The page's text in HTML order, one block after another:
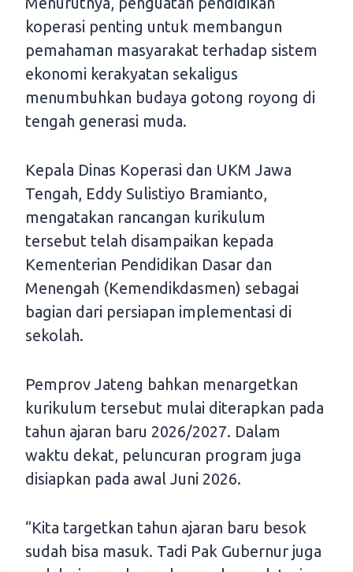
koperasi penting untuk membangun
pemahaman masyarakat terhadap sistem
ekonomi kerakyatan sekaligus
menumbuhkan budaya gotong royong di
tengah generasi muda.
Kepala Dinas Koperasi dan UKM Jawa
Tengah, Eddy Sulistiyo Bramianto,
mengatakan rancangan kurikulum
tersebut telah disampaikan kepada
Kementerian Pendidikan Dasar dan
Menengah (Kemendikdasmen) sebagai
bagian dari persiapan implementasi di
sekolah.
Pemprov Jateng bahkan menargetkan
kurikulum tersebut mulai diterapkan pada
tahun ajaran baru 2026/2027. Dalam
waktu dekat, peluncuran program juga
disiapkan pada awal Juni 2026.
“Kita targetkan tahun ajaran baru besok
sudah bisa masuk. Tadi Pak Gubernur juga